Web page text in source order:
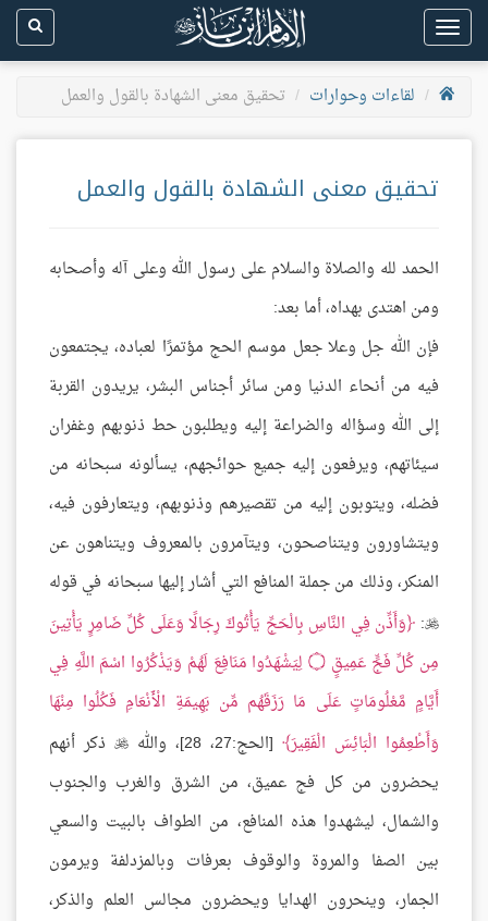
Toggle
navigation
لقاءات وحوارات
تحقيق معنى الشهادة بالقول والعمل
تحقيق معنى الشهادة بالقول والعمل
الحمد لله والصلاة والسلام على رسول الله وعلى آله وأصحابه
ومن اهتدى بهداه، أما بعد:
فإن الله جل وعلا جعل موسم الحج مؤتمرًا لعباده، يجتمعون
فيه من أنحاء الدنيا ومن سائر أجناس البشر، يريدون القربة
إلى الله وسؤاله والضراعة إليه ويطلبون حط ذنوبهم وغفران
سيئاتهم، ويرفعون إليه جميع حوائجهم، يسألونه سبحانه من
فضله، ويتوبون إليه من تقصيرهم وذنوبهم، ويتعارفون فيه،
ويتشاورون ويتناصحون، ويتآمرون بالمعروف ويتناهون عن
المنكر، وذلك من جملة المنافع التي أشار إليها سبحانه في قوله

: وَأَذِّن فِي النَّاسِ بِالْحَجِّ يَأْتُوكَ رِجَالًا وَعَلَى كُلِّ ضَامِرٍ يَأْتِينَ
مِن كُلِّ فَجٍّ عَمِيقٍ
لِيَشْهَدُوا مَنَافِعَ لَهُمْ وَيَذْكُرُوا اسْمَ اللَّهِ فِي
أَيَّامٍ مَّعْلُومَاتٍ عَلَى مَا رَزَقَهُم مِّن بَهِيمَةِ الْأَنْعَامِ فَكُلُوا مِنْهَا
وَأَطْعِمُوا الْبَائِسَ الْفَقِيرَ
[الحج:27، 28]، والله  ذكر أنهم
يحضرون من كل فج عميق، من الشرق والغرب والجنوب
والشمال، ليشهدوا هذه المنافع، من الطواف بالبيت والسعي
بين الصفا والمروة والوقوف بعرفات وبالمزدلفة ويرمون
الجمار، وينحرون الهدايا ويحضرون مجالس العلم والذكر،